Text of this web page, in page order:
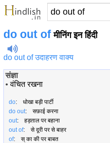
do out of मीनिंग इन हिंदी
do out of उदाहरण वाक्य
संज्ञा
•वंचित रखना
do: धोखा बड़ी पार्टी
do out: सफ़ाई करना
out: हड़ताल पर बहाना
out of: से दूरी पर से बाहर
of: स् का की पर बाबत